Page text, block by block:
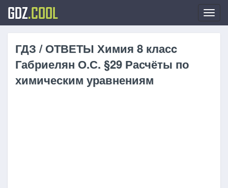
GDZ.COOL
ГДЗ / ОТВЕТЫ Химия 8 класc
Габриелян О.С. §29 Расчёты по
химическим уравнениям